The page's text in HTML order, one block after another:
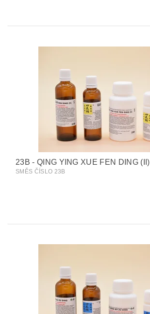
23B - QING YING XUE FEN DING (II)
SMĚS ČÍSLO 23B